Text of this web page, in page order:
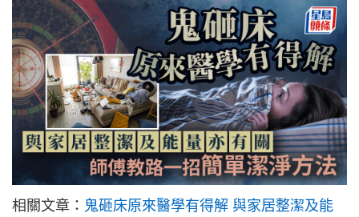
相關文章： 鬼砸床原來醫學有得解 與家居整潔及能